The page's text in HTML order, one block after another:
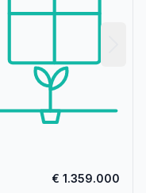
€ 1.359.000